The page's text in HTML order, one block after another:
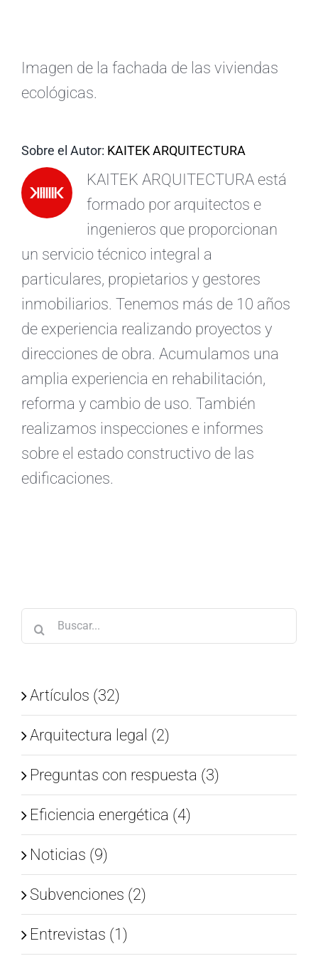
Imagen de la fachada de las viviendas
ecológicas.
Sobre el Autor: KAITEK ARQUITECTURA
KAITEK ARQUITECTURA está
formado por arquitectos e
ingenieros que proporcionan
un servicio técnico integral a
particulares, propietarios y gestores
inmobiliarios. Tenemos más de 10 años
de experiencia realizando proyectos y
direcciones de obra. Acumulamos una
amplia experiencia en rehabilitación,
reforma y cambio de uso. También
realizamos inspecciones e informes
sobre el estado constructivo de las
edificaciones.
Buscar:
Artículos (32)
Arquitectura legal (2)
Preguntas con respuesta (3)
Eficiencia energética (4)
Noticias (9)
Subvenciones (2)
Entrevistas (1)